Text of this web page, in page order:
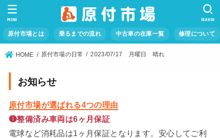
原付市場とは 乗るまでの流れ 中古車の在庫一覧 修理について
SEARCH
MENU
HOME 原付市場の日常 2023/07/17 月曜日 晴れ
お知らせ
原付市場が選ばれる4つの理由
❶整備済み車両は6ヶ月保証
電球など消耗品は1ヶ月保証となります。安心してご利